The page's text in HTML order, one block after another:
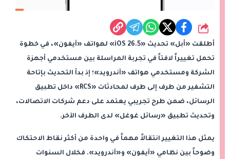
شارك
أطلقت «أبل» تحديث «iOS 26.5» لهواتف «آيفون»، في خطوة
تحمل تغييراً لافتاً في تجربة المراسلة بين مستخدمي أجهزة
الشركة ومستخدمي هواتف «آندرويد»؛ إذ بدأ التحديث بإتاحة
التشفير من طرف إلى طرف لمحادثات «RCS» داخل تطبيق
الرسائل، ضمن طرح تجريبي يعتمد على دعم شركات الاتصالات،
وتحديث تطبيق «رسائل غوغل» لدى الطرف الآخر.
يمثل هذا التغيير انتقالاً مهماً في واحدة من أكثر نقاط الاحتكاك
وضوحاً بين نظامي «آيفون» و«آندرويد». فخلال السنوات